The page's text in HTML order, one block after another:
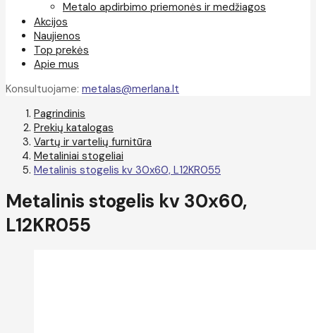
Metalo apdirbimo priemonės ir medžiagos
Akcijos
Naujienos
Top prekės
Apie mus
Konsultuojame: metalas@merlana.lt
Pagrindinis
Prekių katalogas
Vartų ir vartelių furnitūra
Metaliniai stogeliai
Metalinis stogelis kv 30x60, L12KR055
Metalinis stogelis kv 30x60,
L12KR055